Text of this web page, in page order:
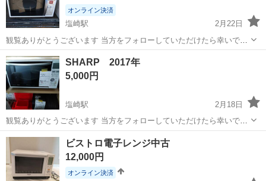
オンライン決済
塩崎駅
2月22日
観覧ありがとうございます 当方をフォローしていただけたら幸いです
🍀 フォロー登録お待ちしてます 当方の他の投稿もご覧下さい 当方
の都合で申し訳ありませんが 店舗を構えてますので 固定費用はかな
りかかりますので 掘り出し物...
山梨 南アルプス市
SHARP 2017年
5,000円
塩崎駅
2月18日
観覧ありがとうございます 当方をフォローしていただけたら幸いです
🍀 フォロー登録お待ちしてます 当方の他の投稿もご覧下さい 当方
の都合で申し訳ありませんが 店舗を構えてますので 固定費用はかな
りかかりますので 掘り出し物...
山梨 南アルプス市 塩崎駅 キッチン家電
ビストロ電子レンジ中古
12,000円
オンライン決済